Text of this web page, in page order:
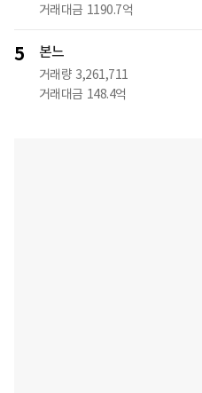
거래대금 1190.7억
5 본느
거래량 3,261,711
거래대금 148.4억